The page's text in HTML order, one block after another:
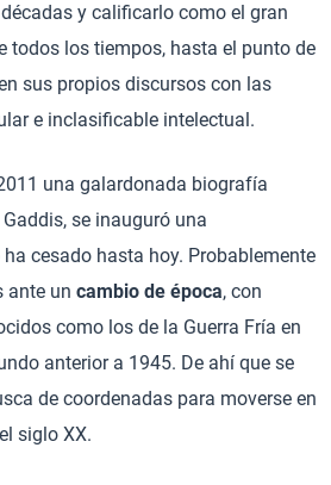
y calificarlo como el gran
todos los tiempos, hasta el punto de
sus propios discursos con las
e inclasificable intelectual.
una galardonada biografía
se inauguró una
ha cesado hasta hoy. Probablemente
ante un cambio de época, con
como los de la Guerra Fría en
anterior a 1945. De ahí que se
de coordenadas para moverse en
siglo XX.